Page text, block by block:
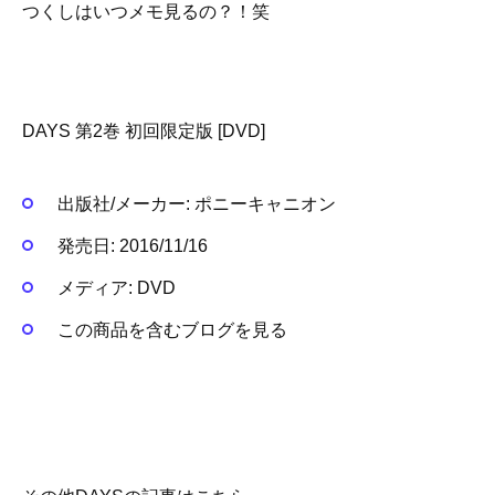
つくしはいつメモ見るの？！笑
DAYS 第2巻 初回限定版 [DVD]
出版社/メーカー: ポニーキャニオン
発売日: 2016/11/16
メディア: DVD
この商品を含むブログを見る